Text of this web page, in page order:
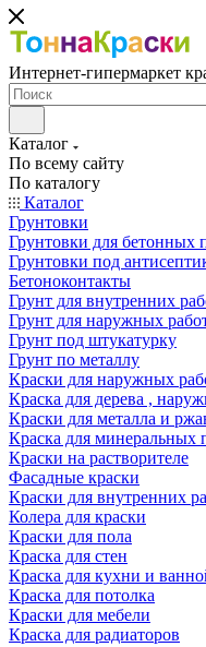
Интернет-гипермаркет
Каталог
По всему сайту
По каталогу
Каталог
Грунтовки
Грунтовки для бетонных
Грунтовки под
Бетоноконтакты
Грунт для внутренних
Грунт для наружных
Грунт под штукатурку
Грунт по металлу
Краски для наружных
Краска для дерева ,
Краски для металла и
Краска для минеральных
Краски на растворителе
Фасадные краски
Краски для внутренних
Колера для краски
Краски для пола
Краска для стен
Краска для кухни и
Краска для потолка
Краски для мебели
Краска для радиаторов